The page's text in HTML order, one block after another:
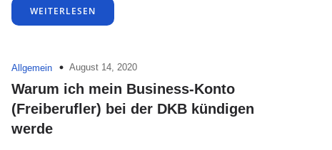
WEITERLESEN
Allgemein August 14, 2020
Warum ich mein Business-Konto
(Freiberufler) bei der DKB kündigen
werde